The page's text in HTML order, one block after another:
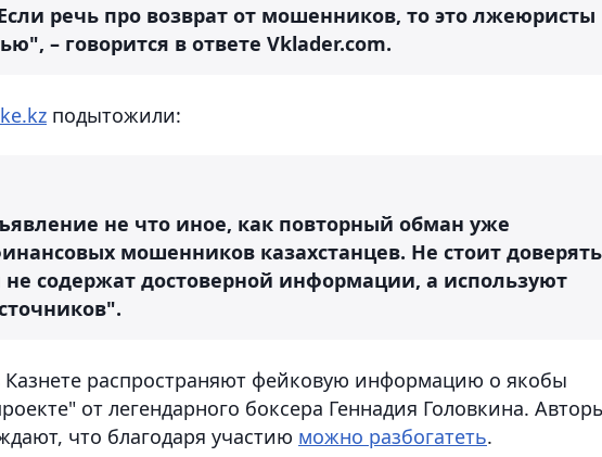
речь про возврат от мошенников, то это лжеюристы
– говорится в ответе Vklader.com.
подытожили:
не что иное, как повторный обман уже
мошенников казахстанцев. Не стоит доверять
содержат достоверной информации, а используют
распространяют фейковую информацию о якобы
от легендарного боксера Геннадия Головкина.
что благодаря участию можно разбогатеть.